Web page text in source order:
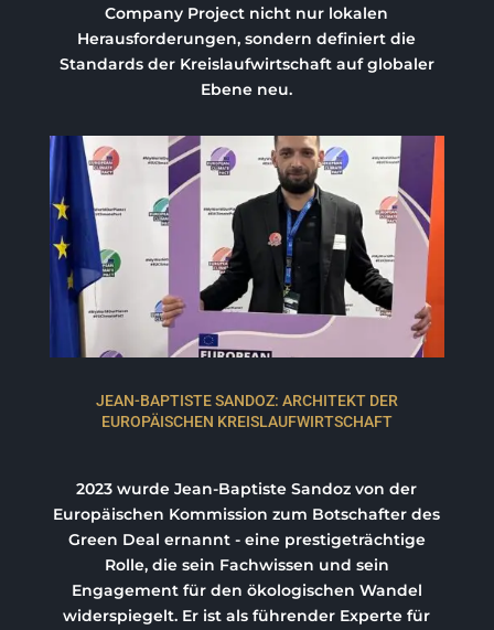
Company Project nicht nur lokalen
Herausforderungen, sondern definiert die
Standards der Kreislaufwirtschaft auf globaler
Ebene neu.
JEAN-BAPTISTE SANDOZ: ARCHITEKT DER
EUROPÄISCHEN KREISLAUFWIRTSCHAFT
2023 wurde Jean-Baptiste Sandoz von der
Europäischen Kommission zum Botschafter des
Green Deal ernannt - eine prestigeträchtige
Rolle, die sein Fachwissen und sein
Engagement für den ökologischen Wandel
widerspiegelt. Er ist als führender Experte für